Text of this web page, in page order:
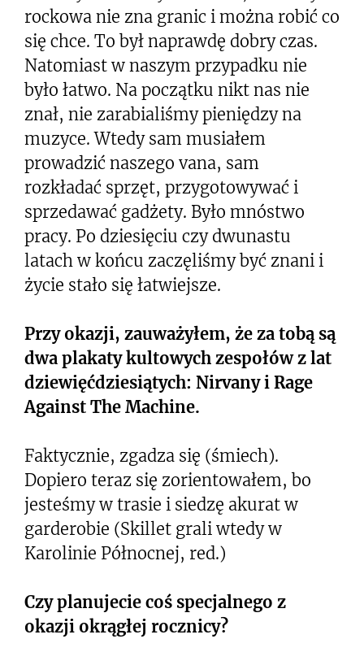
rockowa nie zna granic i można robić co
się chce. To był naprawdę dobry czas.
Natomiast w naszym przypadku nie
było łatwo. Na początku nikt nas nie
znał, nie zarabialiśmy pieniędzy na
muzyce. Wtedy sam musiałem
prowadzić naszego vana, sam
rozkładać sprzęt, przygotowywać i
sprzedawać gadżety. Było mnóstwo
pracy. Po dziesięciu czy dwunastu
latach w końcu zaczęliśmy być znani i
życie stało się łatwiejsze.
Przy okazji, zauważyłem, że za tobą są
dwa plakaty kultowych zespołów z lat
dziewięćdziesiątych: Nirvany i Rage
Against The Machine.
Faktycznie, zgadza się (śmiech).
Dopiero teraz się zorientowałem, bo
jesteśmy w trasie i siedzę akurat w
garderobie (Skillet grali wtedy w
Karolinie Północnej, red.)
Czy planujecie coś specjalnego z
okazji okrągłej rocznicy?